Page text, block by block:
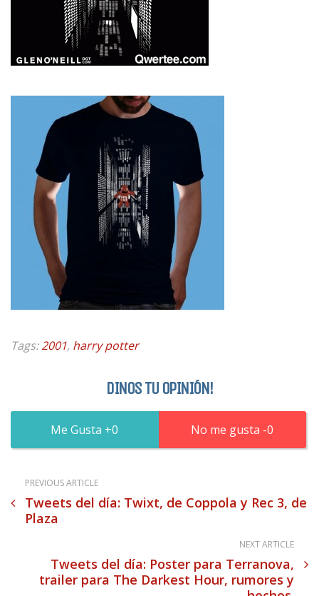
Tags:2001, harry potter
DINOS TU OPINIÓN!
0 0
PREVIOUS ARTICLE
Tweets del día: Twixt, de Coppola y Rec 3, de
Plaza
NEXT ARTICLE
Tweets del día: Poster para Terranova,
trailer para The Darkest Hour, rumores y